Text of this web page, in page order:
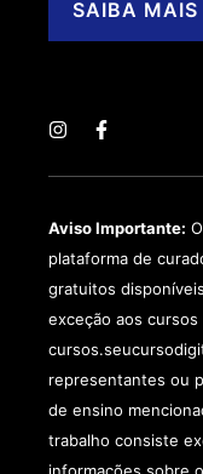
SAIBA MAIS
Aviso Importante:
plataforma de
gratuitos
exceção aos
representantes ou
de ensino
trabalho consiste